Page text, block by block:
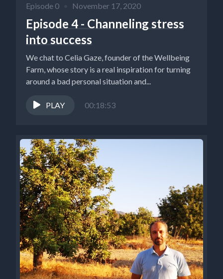
Episode 0 November 17, 2020
Episode 4 - Channeling stress
into success
We chat to Celia Gaze, founder of the Wellbeing
Farm, whose story is a real inspiration for turning
around a bad personal situation and...
PLAY 00:18:53